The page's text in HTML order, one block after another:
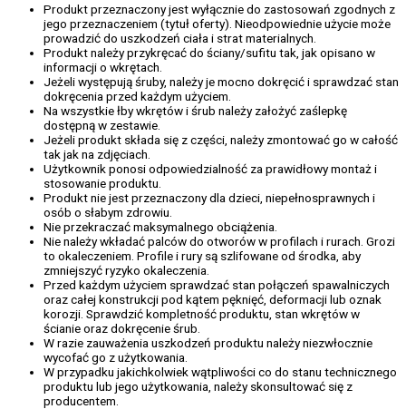
Produkt przeznaczony jest wyłącznie do zastosowań zgodnych z
jego przeznaczeniem (tytuł oferty). Nieodpowiednie użycie może
prowadzić do uszkodzeń ciała i strat materialnych.
Produkt należy przykręcać do ściany/sufitu tak, jak opisano w
informacji o wkrętach.
Jeżeli występują śruby, należy je mocno dokręcić i sprawdzać stan
dokręcenia przed każdym użyciem.
Na wszystkie łby wkrętów i śrub należy założyć zaślepkę
dostępną w zestawie.
Jeżeli produkt składa się z części, należy zmontować go w całość
tak jak na zdjęciach.
Użytkownik ponosi odpowiedzialność za prawidłowy montaż i
stosowanie produktu.
Produkt nie jest przeznaczony dla dzieci, niepełnosprawnych i
osób o słabym zdrowiu.
Nie przekraczać maksymalnego obciążenia.
Nie należy wkładać palców do otworów w profilach i rurach. Grozi
to okaleczeniem. Profile i rury są szlifowane od środka, aby
zmniejszyć ryzyko okaleczenia.
Przed każdym użyciem sprawdzać stan połączeń spawalniczych
oraz całej konstrukcji pod kątem pęknięć, deformacji lub oznak
korozji. Sprawdzić kompletność produktu, stan wkrętów w
ścianie oraz dokręcenie śrub.
W razie zauważenia uszkodzeń produktu należy niezwłocznie
wycofać go z użytkowania.
W przypadku jakichkolwiek wątpliwości co do stanu technicznego
produktu lub jego użytkowania, należy skonsultować się z
producentem.